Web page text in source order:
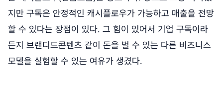
지만 구독은 안정적인 캐시플로우가 가능하고 매출을 전망
할 수 있다는 장점이 있다. 그 힘이 있어서 기업 구독이라
든지 브랜디드콘텐츠 같이 돈을 벌 수 있는 다른 비즈니스
모델을 실험할 수 있는 여유가 생겼다.